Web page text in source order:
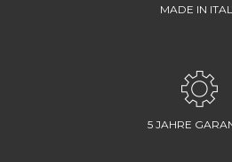
MADE IN
5 JAHRE